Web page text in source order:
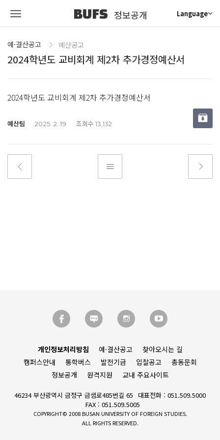
BUFS 정보공개 Language
예·결산공고 예산공고
2024학년도 교비회계 제2차 추가경정예산서
2024학년도 교비회계 제2차 추가경정예산서
예산팀 2025. 2. 19 조회수 13,132
개인정보처리방침 예·결산공고
찾아오시는 길
캠퍼스안내
통학버스 발전기금 입찰공고
총동문회
정보공개
원격지원 교내 주요사이트
46234 부산광역시 금정구 금샘로485번길 65
대표전화 : 051.509.5000
FAX : 051.509.5005
COPYRIGHT© 2008 BUSAN UNIVERSITY OF FOREIGN STUDIES.
ALL RIGHTS RESERVED.